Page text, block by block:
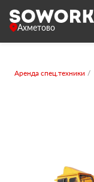
Ахметово
Аренда спец.техники